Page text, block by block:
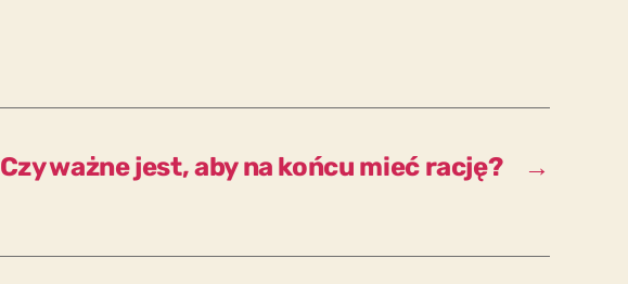
→
Czy ważne jest, aby na końcu mieć rację?